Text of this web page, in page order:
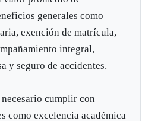
generales como
exención de matrícula,
integral,
y seguro de accidentes.
necesario cumplir con
como excelencia académica